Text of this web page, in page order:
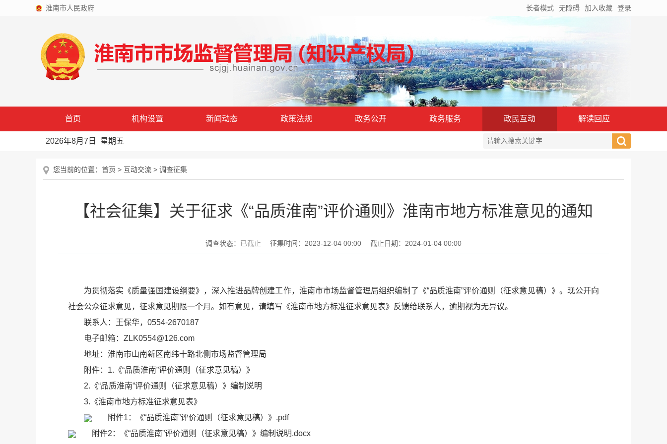
淮南市人民政府 长者模式 无障碍 加入收藏 登录
首页 机构设置 新闻动态 政策法规 政务公开 政务服务 政民互动 解读回应
2026年8月7日 星期五
您当前的位置： 首页 > 互动交流 > 调查征集
【社会征集】关于征求《“品质淮南”评价通则》淮南市地方标准意见的通知
调查状态： 已截止 征集时间： 2023-12-04 00:00 截止日期： 2024-01-04 00:00
为贯彻落实《质量强国建设纲要》，深入推进品牌创建工作，淮南市市场监督管理局组织编制了《“品质淮南”评价通则（征求意见稿）》。现公开向
社会公众征求意见，征求意见期限一个月。如有意见，请填写《淮南市地方标准征求意见表》反馈给联系人，逾期视为无异议。
联系人：王保华，0554-2670187
电子邮箱：ZLK0554@126.com
地址：淮南市山南新区南纬十路北侧市场监督管理局
附件：1.《“品质淮南”评价通则（征求意见稿）》
2.《“品质淮南”评价通则（征求意见稿）》编制说明
3.《淮南市地方标准征求意见表》
附件1：《“品质淮南”评价通则（征求意见稿）》.pdf
附件2：《“品质淮南”评价通则（征求意见稿）》编制说明.docx